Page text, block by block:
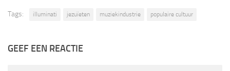
Tags: illuminati jezuïeten muziekindustrie populaire cultuur
GEEF EEN REACTIE